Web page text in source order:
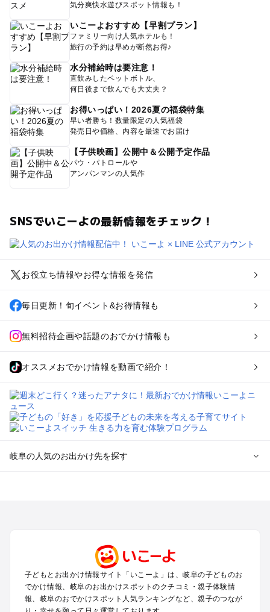
気分爽快水遊びスポット情報も！
いこーよおすすめ【早割プラン】
ファミリー向け人気ホテルも！
旅行の予約は早めが断然お得♪
水分補給時は要注意！
直飲みしたペットボトル、
何日後まで飲んでも大丈夫？
お得いっぱい！2026夏の福袋特集
早い者勝ち！数量限定の人気福袋
発売日や価格、内容を最速でお届け
【子供映画】公開中＆公開予定作品
パウ・パトロールや
アンパンマンの人気作
SNSでいこーよの最新情報をチェック！
お役立ち情報やお得な情報を発信
毎日更新！旬イベント&お得情報も
無料招待企画や話題のおでかけ情報も
オススメおでかけ情報を動画で紹介！
岐阜の人気のお出かけ先を探す
高山・下呂・飛騨・奥飛騨周辺のプールお出かけ
郡上・美濃・関のプールお出かけ
木曽路・木曽周辺のプールお出かけ
白川郷のプールお出かけ
子どもとお出かけ情報サイト「いこーよ」は、岐阜の子どものお
でかけ情報、岐阜のお出かけスポットのクチコミ・親子体験情
報、岐阜のおでかけスポット人気ランキングなど、親子のつなが